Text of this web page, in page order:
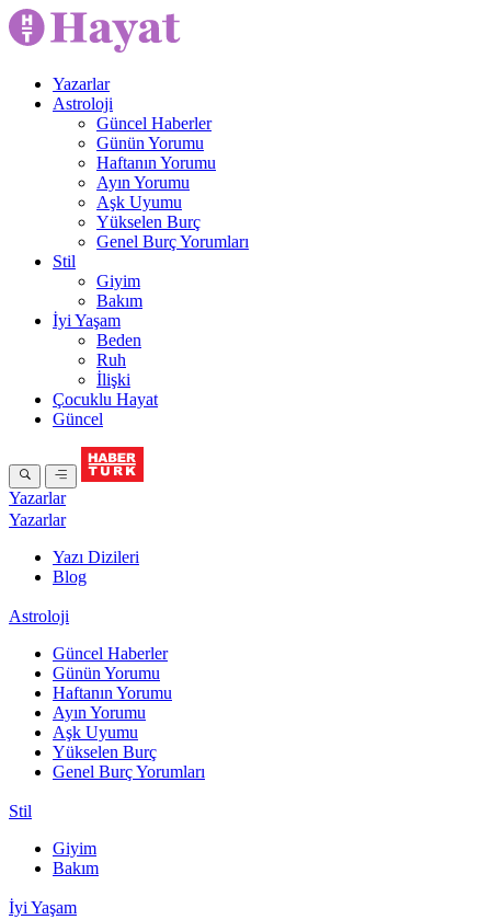
Yazarlar
Astroloji
Güncel Haberler
Günün Yorumu
Haftanın Yorumu
Ayın Yorumu
Aşk Uyumu
Yükselen Burç
Genel Burç Yorumları
Stil
Giyim
Bakım
İyi Yaşam
Beden
Ruh
İlişki
Çocuklu Hayat
Güncel
Yazarlar
Yazarlar
Yazı Dizileri
Blog
Astroloji
Güncel Haberler
Günün Yorumu
Haftanın Yorumu
Ayın Yorumu
Aşk Uyumu
Yükselen Burç
Genel Burç Yorumları
Stil
Giyim
Bakım
İyi Yaşam